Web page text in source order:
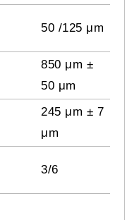
50 /125 μm
850 μm ±
50 μm
245 μm ± 7
μm
3/6